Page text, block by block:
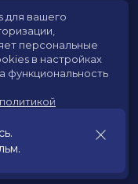
для вашего
персональные
в настройках
функциональность
политикой